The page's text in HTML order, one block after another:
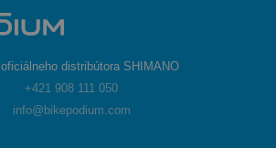
distribútora SHIMANO
+421 908 111 050
info@bikepodium.com